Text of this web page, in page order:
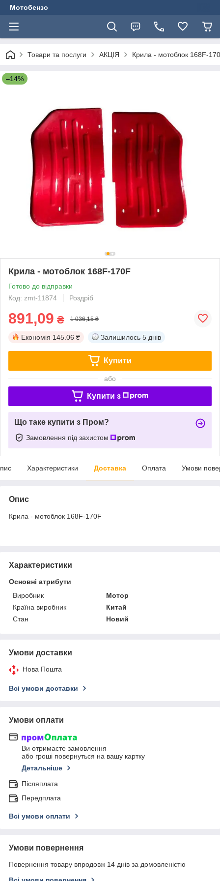
Мотобензо
Товари та послуги АКЦІЯ Крила - мотоблок 168F-
–14%
Крила - мотоблок 168F-170F
Готово до відправки
Код: zmt-11874
Роздріб
891,09 ₴ 1 036,15 ₴
Економія 145.06 ₴ Залишилось 5 днів
Купити
або
Купити з
Що таке купити з Пром?
Замовлення під захистом
Характеристики Доставка Оплата Умови
Опис
Крила - мотоблок 168F-170F
Характеристики
Основні атрибути
Виробник
Мотор
Країна виробник
Китай
Стан
Новий
Умови доставки
Нова Пошта
Всі умови доставки
Умови оплати
Ви отримаєте замовлення
або гроші повернуться на вашу картку
Детальніше
Післяплата
Передплата
Всі умови оплати
Умови повернення
Повернення товару впродовж 14 днів за домовленістю